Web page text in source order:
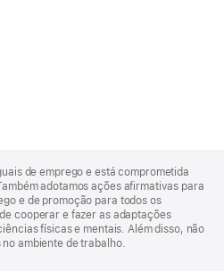
de emprego e está comprometida
adotamos ações afirmativas para
e de promoção para todos os
cooperar e fazer as adaptações
físicas e mentais. Além disso, não
ambiente de trabalho.